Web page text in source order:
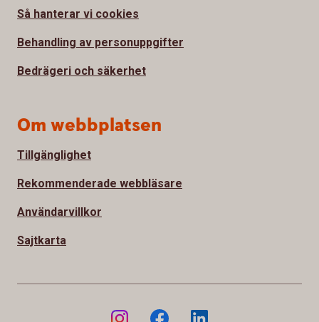
Så hanterar vi cookies
Behandling av personuppgifter
Bedrägeri och säkerhet
Om webbplatsen
Tillgänglighet
Rekommenderade webbläsare
Användarvillkor
Sajtkarta